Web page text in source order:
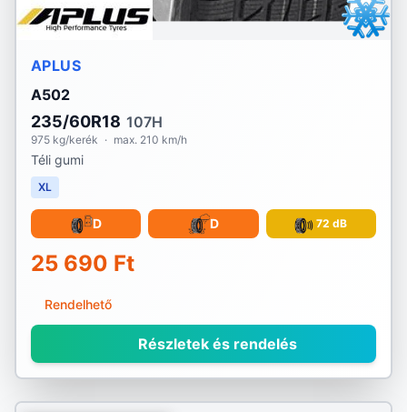
APLUS
A502
235/60R18 107H
975 kg/kerék · max. 210 km/h
Téli gumi
XL
D D 72 dB
25 690 Ft
Rendelhető
Részletek és rendelés